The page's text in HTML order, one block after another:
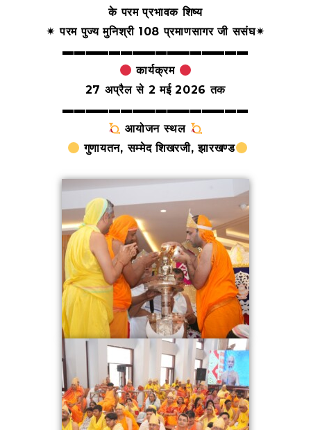
के परम प्रभावक शिष्य
✴ परम पुज्य मुनिश्री 108 प्रमाणसागर जी ससंघ✴
▬▬▬▬▬▬▬▬▬▬▬▬▬▬▬▬
कार्यक्रम
27 अप्रैल से 2 मई 2026 तक
▬▬▬▬▬▬▬▬▬▬▬▬▬▬▬▬
आयोजन स्थल
गुणायतन, सम्मेद शिखरजी, झारखण्ड